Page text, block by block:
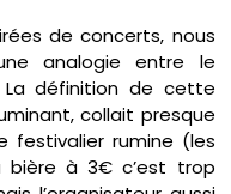
de concerts, nous
analogie entre le
définition de cette
collait presque
festivalier rumine (les
bière à 3€ c’est trop